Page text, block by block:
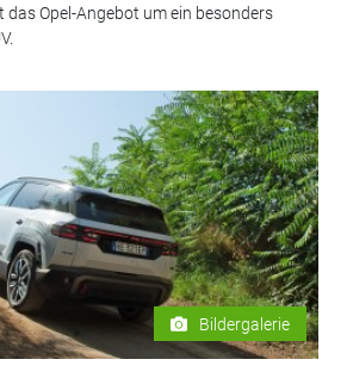
das Opel-Angebot um ein besonders
Bildergalerie